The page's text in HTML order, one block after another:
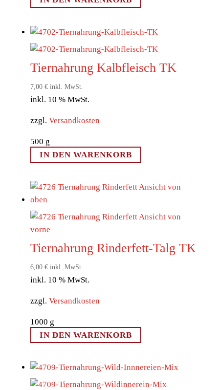
Tiernahrung Kalbfleisch TK
7,00 € inkl. MwSt.
inkl. 10 % MwSt.
zzgl. Versandkosten
500 g
IN DEN WARENKORB
Tiernahrung Rinderfett-Talg TK
6,00 € inkl. MwSt.
inkl. 10 % MwSt.
zzgl. Versandkosten
1000 g
IN DEN WARENKORB